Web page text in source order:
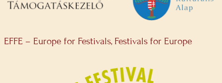
EFFE – Europe for Festivals, Festivals for Europe